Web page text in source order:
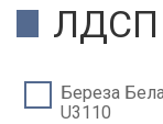
ЛДСП
Береза
U3110